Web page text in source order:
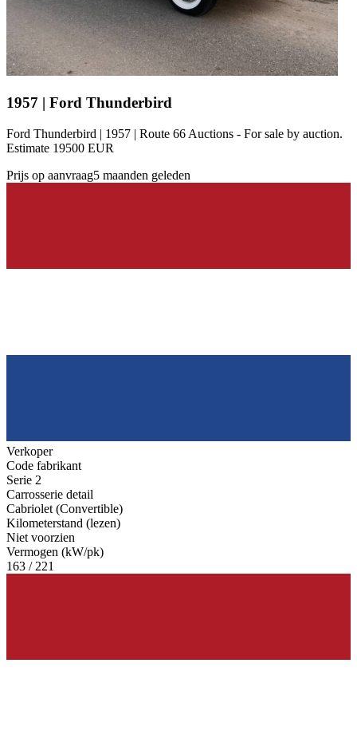
1957 | Ford Thunderbird
Ford Thunderbird | 1957 | Route 66 Auctions - For sale by auction.
Estimate 19500 EUR
Prijs op aanvraag5 maanden geleden
Verkoper
Code fabrikant
Serie 2
Carrosserie detail
Cabriolet (Convertible)
Kilometerstand (lezen)
Niet voorzien
Vermogen (kW/pk)
163 / 221